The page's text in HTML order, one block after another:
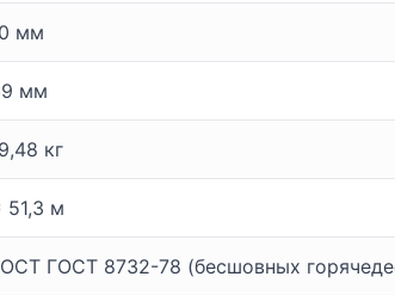
мм
мм
кг
51,3 м
ГОСТ 8732-78 (бесшовных